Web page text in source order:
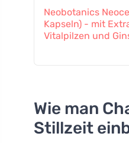
Neobotanics
Kapseln) - mit
Vitalpilzen und
Wie man
Stillzeit